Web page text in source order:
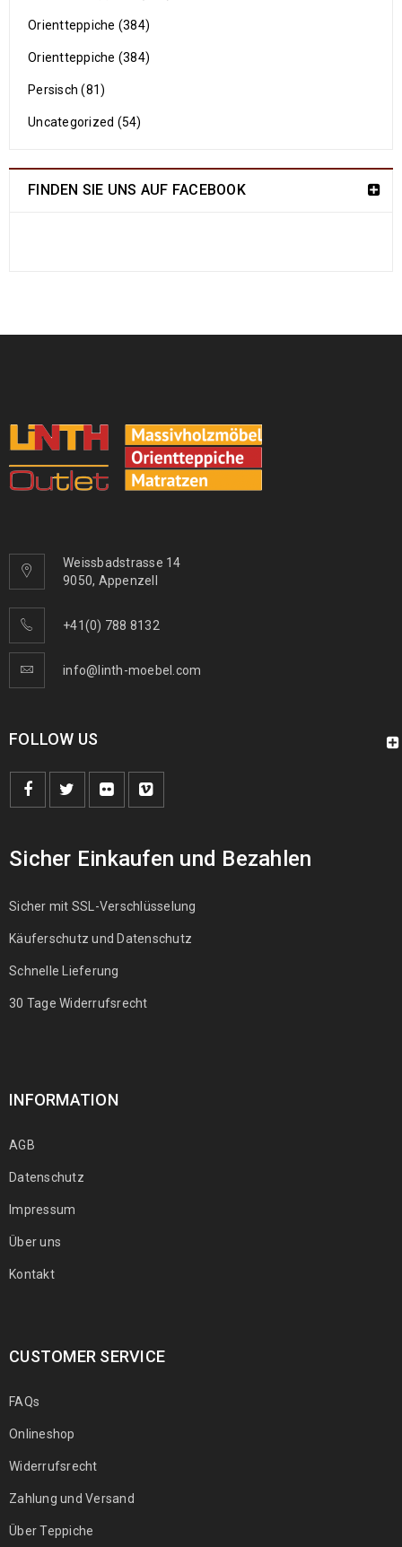
Orientteppiche (384)
Orientteppiche (384)
Persisch (81)
Uncategorized (54)
FINDEN SIE UNS AUF FACEBOOK
Weissbadstrasse 14
9050, Appenzell
+41(0) 788 8132
info@linth-moebel.com
FOLLOW US
Sicher Einkaufen und Bezahlen
Sicher mit SSL-Verschlüsselung
Käuferschutz und Datenschutz
Schnelle Lieferung
30 Tage Widerrufsrecht
INFORMATION
AGB
Datenschutz
Impressum
Über uns
Kontakt
CUSTOMER SERVICE
FAQs
Onlineshop
Widerrufsrecht
Zahlung und Versand
Über Teppiche